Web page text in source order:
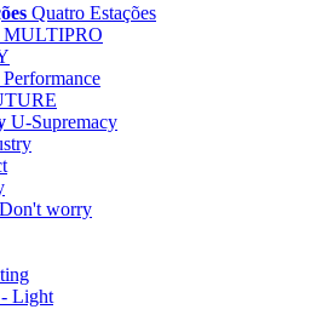
Quatro Estações
MULTIPRO
Performance
U-Supremacy
Don't worry
Light